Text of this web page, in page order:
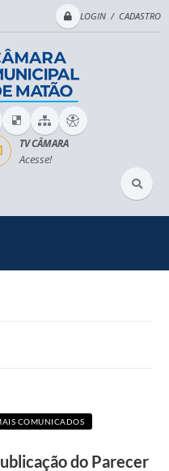
LOGIN / CADASTRO
TV CÂMARA
Acesse!
COMUNICADOS
do Parecer